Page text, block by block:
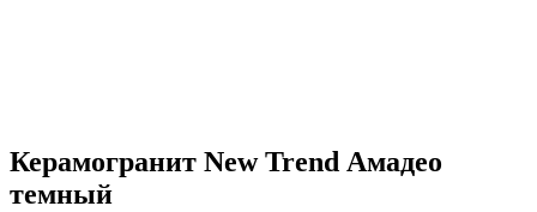
Керамогранит New Trend Амадео
темный